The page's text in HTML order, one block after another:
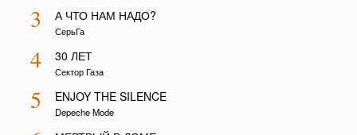
3 А ЧТО НАМ НАДО?
СерьГа
4 30 ЛЕТ
Сектор Газа
5 ENJOY THE SILENCE
Depeche Mode